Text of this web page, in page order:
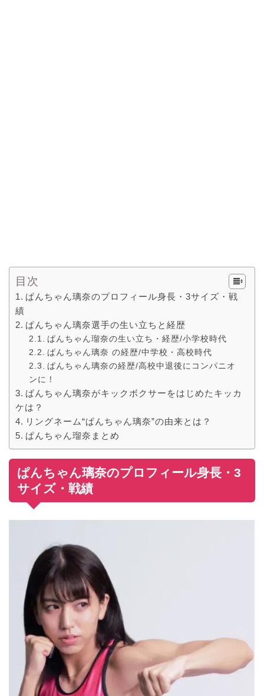
目次
ぱんちゃん璃奈のプロフィール身長・3サイズ・戦
績
ぱんちゃん璃奈選手の生い立ちと経歴
ぱんちゃん瑠奈の生い立ち・経歴/小学校時代
ぱんちゃん璃奈 の経歴/中学校・高校時代
ぱんちゃん璃奈の経歴/高校中退後にコンパニオ
ンに！
ぱんちゃん璃奈がキックボクサーをはじめたキッカ
ケは？
リングネーム“ぱんちゃん璃奈”の由来とは？
ぱんちゃん瑠奈まとめ
ぱんちゃん璃奈のプロフィール身長・3
サイズ・戦績